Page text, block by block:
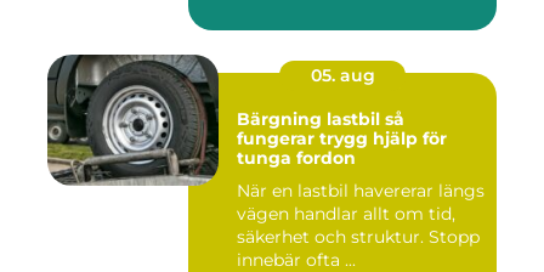
05. aug
Bärgning lastbil så
fungerar trygg hjälp för
tunga fordon
När en lastbil havererar längs
vägen handlar allt om tid,
säkerhet och struktur. Stopp
innebär ofta ...